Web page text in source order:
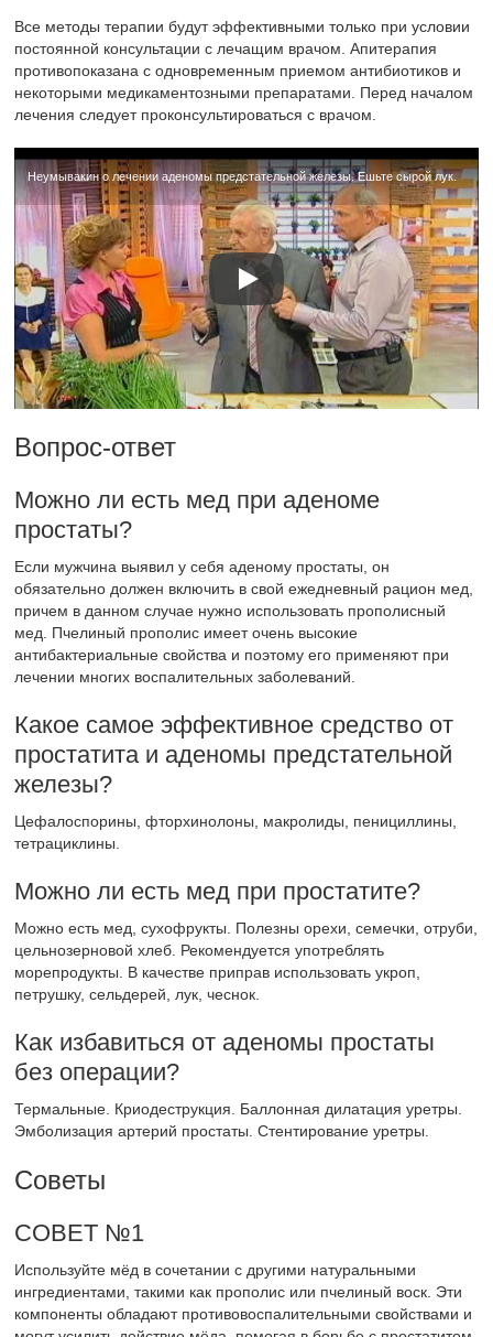
Все методы терапии будут эффективными только при условии
постоянной консультации с лечащим врачом. Апитерапия
противопоказана с одновременным приемом антибиотиков и
некоторыми медикаментозными препаратами. Перед началом
лечения следует проконсультироваться с врачом.
Неумывакин о лечении аденомы предстательной железы. Ешьте сырой лук.
Вопрос-ответ
Можно ли есть мед при аденоме
простаты?
Если мужчина выявил у себя аденому простаты, он
обязательно должен включить в свой ежедневный рацион мед,
причем в данном случае нужно использовать прополисный
мед. Пчелиный прополис имеет очень высокие
антибактериальные свойства и поэтому его применяют при
лечении многих воспалительных заболеваний.
Какое самое эффективное средство от
простатита и аденомы предстательной
железы?
Цефалоспорины, фторхинолоны, макролиды, пенициллины,
тетрациклины.
Можно ли есть мед при простатите?
Можно есть мед, сухофрукты. Полезны орехи, семечки, отруби,
цельнозерновой хлеб. Рекомендуется употреблять
морепродукты. В качестве приправ использовать укроп,
петрушку, сельдерей, лук, чеснок.
Как избавиться от аденомы простаты
без операции?
Термальные. Криодеструкция. Баллонная дилатация уретры.
Эмболизация артерий простаты. Стентирование уретры.
Советы
СОВЕТ №1
Используйте мёд в сочетании с другими натуральными
ингредиентами, такими как прополис или пчелиный воск. Эти
компоненты обладают противовоспалительными свойствами и